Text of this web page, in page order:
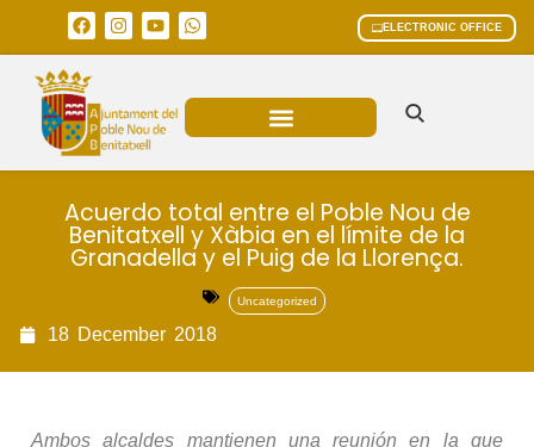
ELECTRONIC OFFICE
Acuerdo total entre el Poble Nou de
Benitatxell y Xàbia en el límite de la
Granadella y el Puig de la Llorença.
Uncategorized
18 December 2018
Ambos alcaldes mantienen una reunión en la que